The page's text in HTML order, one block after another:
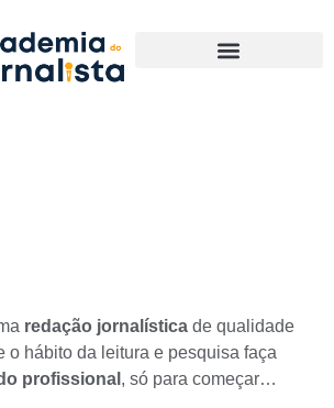
redação jornalística de qualidade
o hábito da leitura e pesquisa faça
profissional , só para começar…